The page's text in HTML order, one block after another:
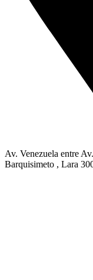
Av. Venezuela entre
Barquisimeto , Lara